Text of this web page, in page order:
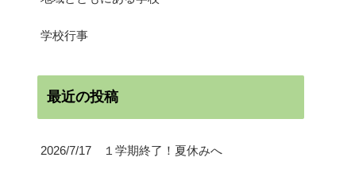
学校行事
最近の投稿
2026/7/17 １学期終了！夏休みへ